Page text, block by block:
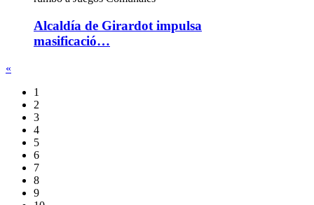
Alcaldía de Girardot impulsa
masificació…
«
1
2
3
4
5
6
7
8
9